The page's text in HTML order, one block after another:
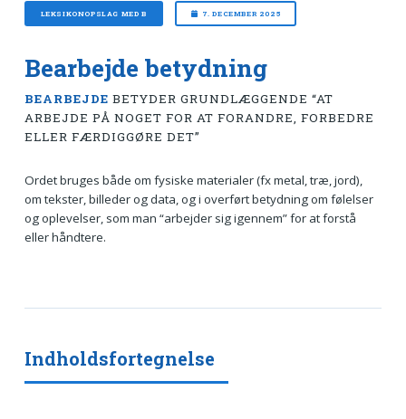
LEKSIKONOPSLAG MED B 7. DECEMBER 2025
Bearbejde betydning
BEARBEJDE BETYDER GRUNDLÆGGENDE “AT
ARBEJDE PÅ NOGET FOR AT FORANDRE, FORBEDRE
ELLER FÆRDIGGØRE DET”
Ordet bruges både om fysiske materialer (fx metal, træ, jord),
om tekster, billeder og data, og i overført betydning om følelser
og oplevelser, som man “arbejder sig igennem” for at forstå
eller håndtere.
Indholdsfortegnelse